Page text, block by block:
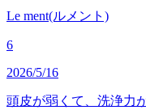
Le ment(ルメント)
6
2026/5/16
頭皮が弱くて、洗浄力